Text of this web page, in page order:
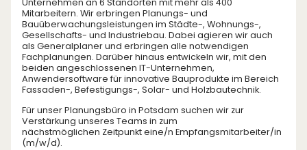
Unternehmen an 6 Standorten mit mehr als 400
Mitarbeitern. Wir erbringen Planungs- und
Bauüberwachungsleistungen im Städte-, Wohnungs-,
Gesellschafts- und Industriebau. Dabei agieren wir auch
als Generalplaner und erbringen alle notwendigen
Fachplanungen. Darüber hinaus entwickeln wir, mit den
beiden angeschlossenen IT-Unternehmen,
Anwendersoftware für innovative Bauprodukte im Bereich
Fassaden-, Befestigungs-, Solar- und Holzbautechnik.
Für unser Planungsbüro in Potsdam suchen wir zur
Verstärkung unseres Teams in zum
nächstmöglichen Zeitpunkt eine/n Empfangsmitarbeiter/in
(m/w/d).